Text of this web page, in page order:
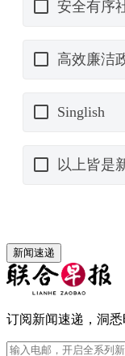
新闻速递
订阅新闻速递，洞悉